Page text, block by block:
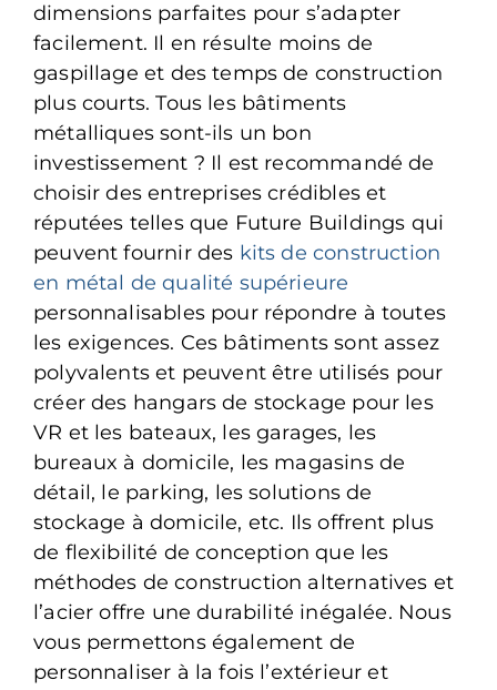
dimensions parfaites pour s’adapter
facilement. Il en résulte moins de
gaspillage et des temps de construction
plus courts. Tous les bâtiments
métalliques sont-ils un bon
investissement ? Il est recommandé de
choisir des entreprises crédibles et
réputées telles que Future Buildings qui
peuvent fournir des kits de construction
en métal de qualité supérieure
personnalisables pour répondre à toutes
les exigences. Ces bâtiments sont assez
polyvalents et peuvent être utilisés pour
créer des hangars de stockage pour les
VR et les bateaux, les garages, les
bureaux à domicile, les magasins de
détail, le parking, les solutions de
stockage à domicile, etc. Ils offrent plus
de flexibilité de conception que les
méthodes de construction alternatives et
l’acier offre une durabilité inégalée. Nous
vous permettons également de
personnaliser à la fois l’extérieur et